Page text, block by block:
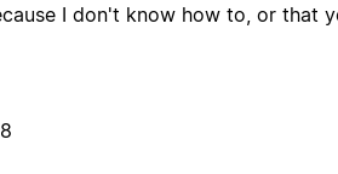
I don't know how to, or that